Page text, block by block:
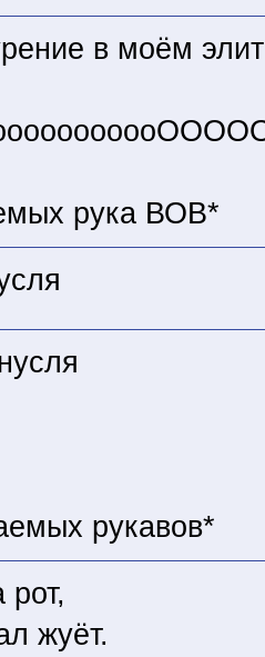
в моём
рука ВОВ*
рукавов*
жуёт.